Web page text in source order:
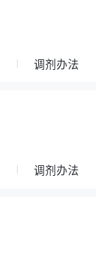
调剂办法
调剂办法